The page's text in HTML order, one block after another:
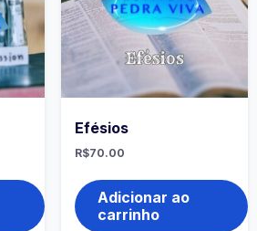
Efésios
R$70.00
Adicionar ao
carrinho